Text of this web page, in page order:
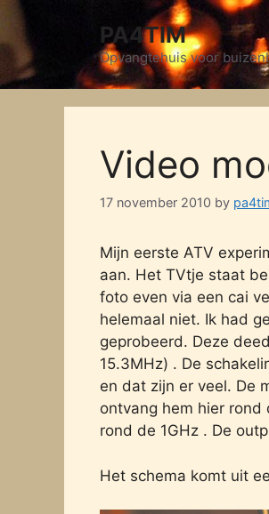
Skip
content
PA4TIM
Opvangtehuis voor
Video
17 november 2010 by
Mijn eerste ATV
aan. Het TVtje staat
foto even via een cai
helemaal niet. Ik had
geprobeerd. Deze
15.3MHz) . De
en dat zijn er veel. De
ontvang hem hier rond
rond de 1GHz . De
Het schema komt uit